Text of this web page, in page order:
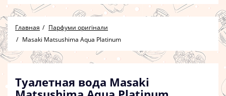
Главная
Парфуми оригінали
Masaki Matsushima Aqua Platinum
Туалетная вода Masaki